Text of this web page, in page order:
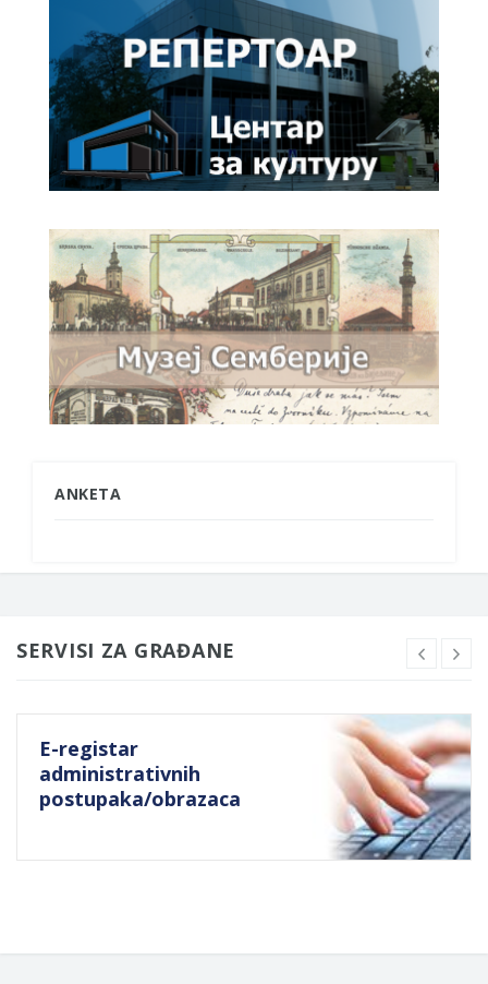
ANKETA
SERVISI ZA GRAĐANE
E-registar
administrativnih
postupaka/obrazaca